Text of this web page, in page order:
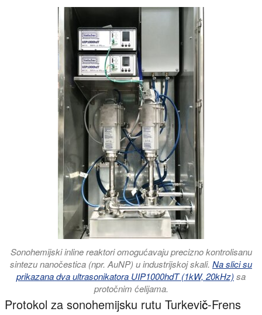
Sonohemijski inline reaktori omogućavaju precizno kontrolisanu
sintezu nanočestica (npr. AuNP) u industrijskoj skali. Na slici su
prikazana dva ultrasonikatora UIP1000hdT (1kW, 20kHz) sa
protočnim ćelijama.
Protokol za sonohemijsku rutu Turkevič-Frens